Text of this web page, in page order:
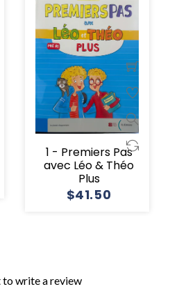
1 - Premiers Pas
avec Léo & Théo
Plus
$41.50
to write a review